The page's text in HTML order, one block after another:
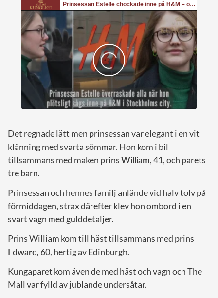
Det regnade lätt men prinsessan var elegant i en vit
klänning med svarta sömmar. Hon kom i bil
tillsammans med maken prinsWilliam, 41, och parets
tre barn.
Prinsessan och hennes familj anlände vid halv tolv på
förmiddagen, strax därefter klev hon ombord i en
svart vagn med gulddetaljer.
Prins William kom till häst tillsammans med prins
Edward, 60, hertig av Edinburgh.
Kungaparet kom även de med häst och vagn och The
Mall var fylld av jublande undersåtar.